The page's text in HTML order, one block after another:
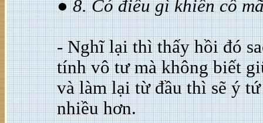
● 8. Có điều gì khiến cô
- Nghĩ lại thì thấy hồi đó
tính vô tư mà không biết
và làm lại từ đầu thì sẽ ý
nhiều hơn.